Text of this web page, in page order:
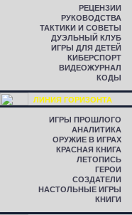
РЕЦЕНЗИИ
РУКОВОДСТВА
ТАКТИКИ И СОВЕТЫ
ДУЭЛЬНЫЙ КЛУБ
ИГРЫ ДЛЯ ДЕТЕЙ
КИБЕРСПОРТ
ВИДЕОЖУРНАЛ
КОДЫ
ЛИНИЯ ГОРИЗОНТА
ИГРЫ ПРОШЛОГО
АНАЛИТИКА
ОРУЖИЕ В ИГРАХ
КРАСНАЯ КНИГА
ЛЕТОПИСЬ
ГЕРОИ
СОЗДАТЕЛИ
НАСТОЛЬНЫЕ ИГРЫ
КНИГИ